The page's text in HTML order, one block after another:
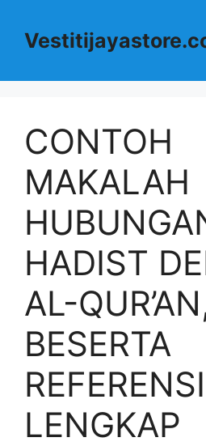
CONTOH
MAKALAH
HADIST
AL-
BESERTA
LENGKAP